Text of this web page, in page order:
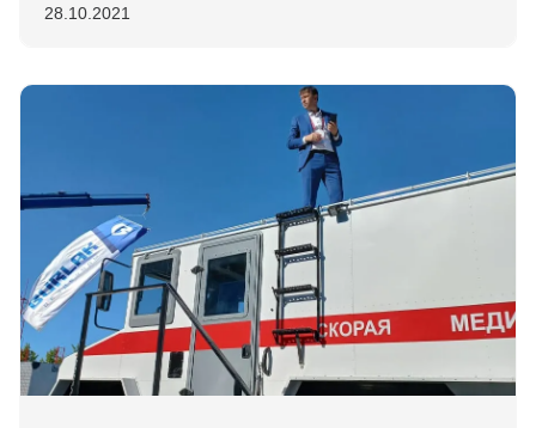
28.10.2021